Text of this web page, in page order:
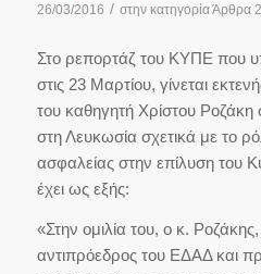
26/03/2016 / στην κατηγορίαΆρθρα
Στο ρεπορτάζ του ΚΥΠΕ που
στις 23 Μαρτίου, γίνεται
του καθηγητή Χρίστου
στη Λευκωσία σχετικά με το
ασφαλείας στην επίλυση του
έχει ως εξής:
«Στην ομιλία του, ο κ.
αντιπρόεδρος του ΕΔΑΔ και